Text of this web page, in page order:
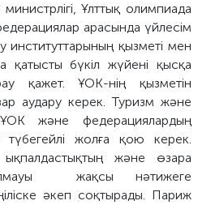
Ұлттық олимпиада
арасында үйлесім
қызметі мен
қатысты бүкіл жүйені қысқа
қажет. ҰОК-нің қызметін
аудару керек. Туризм және
ҰОК және федерациялардың
түбегейлі жолға қою керек.
ықпалдастықтың және өзара
жақсы нәтижеге
әкеп соқтырады. Париж